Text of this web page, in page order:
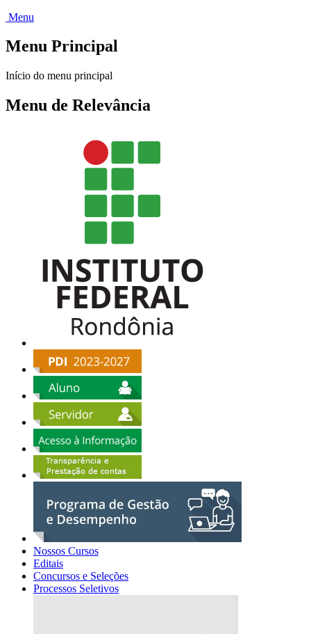
Menu
Menu Principal
Início do menu principal
Menu de Relevância
Nossos Cursos
Editais
Concursos e Seleções
Processos Seletivos